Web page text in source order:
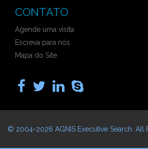
CONTATO
Agende uma visita
Escreva para nós
Mapa do Site
© 2004-2026 AGNIS Executive Search . All